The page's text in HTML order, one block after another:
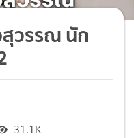
วรรณ นัก
31.1K